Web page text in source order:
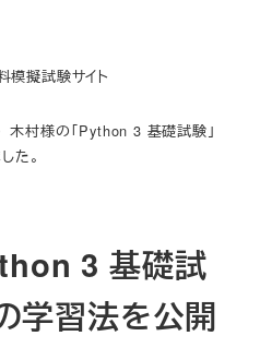
擬試験サイト
木村様の「Python 3 基礎試験」
た。
3 基礎試
学習法を公開